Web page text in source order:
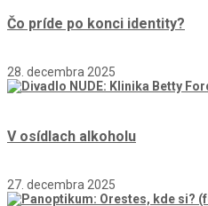
Čo príde po konci identity?
28. decembra 2025
V osídlach alkoholu
27. decembra 2025